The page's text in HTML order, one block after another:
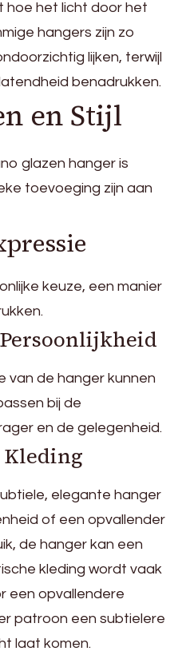
hoe het licht door het
hangers zijn zo
lijken, terwijl
benadrukken.
en Stijl
glazen hanger is
toevoeging zijn aan
keuze, een manier
van de hanger kunnen
bij de
en de gelegenheid.
elegante hanger
of een opvallender
de hanger kan een
kleding wordt vaak
een opvallendere
patroon een subtielere
laat komen.